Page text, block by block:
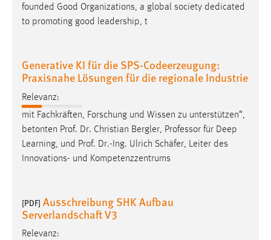
founded Good Organizations, a global society dedicated
to promoting good leadership, t
Generative KI für die SPS-Codeerzeugung:
Praxisnahe Lösungen für die regionale Industrie
Relevanz:
mit Fachkräften, Forschung und Wissen zu unterstützen“,
betonten Prof. Dr. Christian Bergler, Professor für Deep
Learning, und Prof. Dr.-Ing. Ulrich Schäfer, Leiter des
Innovations- und Kompetenzzentrums
[PDF] Ausschreibung SHK Aufbau
Serverlandschaft V3
Relevanz:
5e9dbeb1811c0446 = Sitzungslaufzeit, mibew_locale = 3
Jahre, MIBEW_UserID = 1 Jahr
Name:
fe_user, be_user, be_lastLoginProvider
Zweck:
Dieser Cookie ist notwendig um sich an der Website
einloggen zu können.
Cookie Laufzeit:
STATISTIK